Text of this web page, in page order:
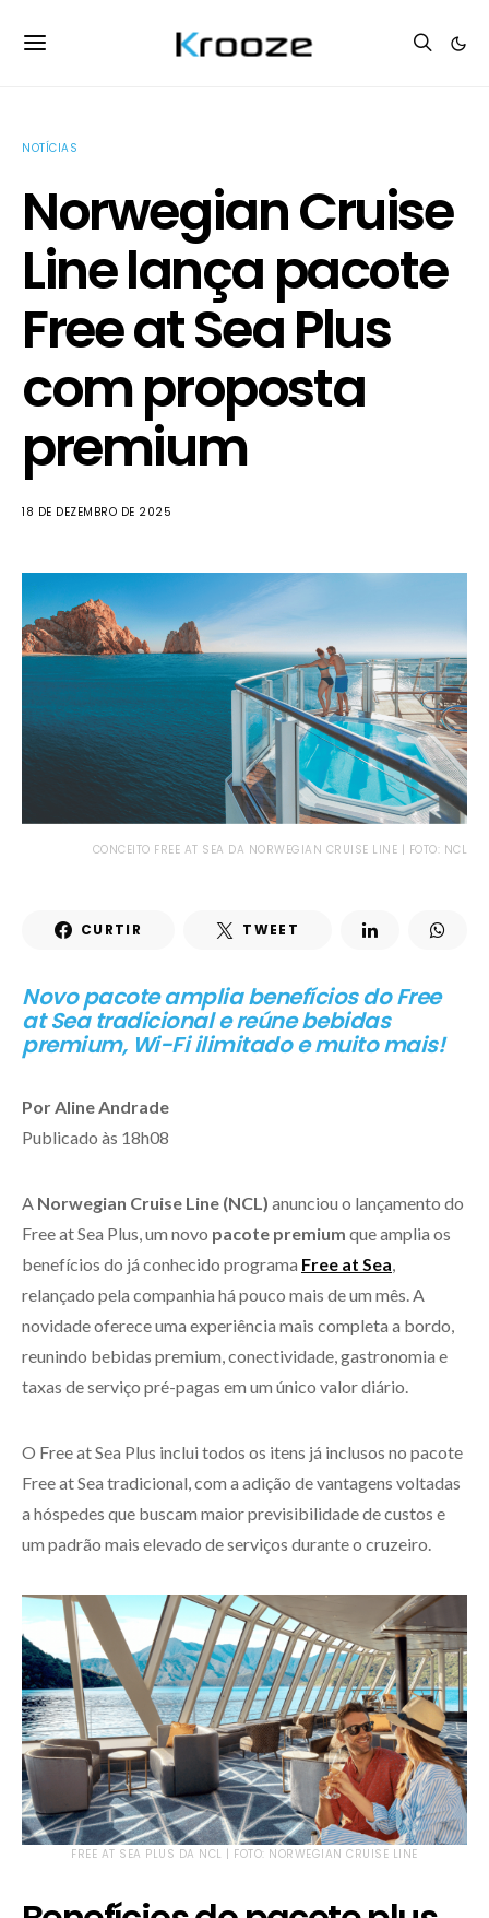
NOTÍCIAS
Norwegian Cruise
Line lança pacote
Free at Sea Plus
com proposta
premium
18 DE DEZEMBRO DE 2025
CONCEITO FREE AT SEA DA NORWEGIAN CRUISE LINE | FOTO: NCL
CURTIR TWEET
Novo pacote amplia benefícios do Free
at Sea tradicional e reúne bebidas
premium, Wi-Fi ilimitado e muito mais!
Por Aline Andrade
Publicado às 18h08
A Norwegian Cruise Line (NCL) anunciou o lançamento do
Free at Sea Plus, um novo pacote premium que amplia os
benefícios do já conhecido programa Free at Sea
relançado pela companhia há pouco mais de um mês. A
novidade oferece uma experiência mais completa a bordo,
reunindo bebidas premium, conectividade, gastronomia e
taxas de serviço pré-pagas em um único valor diário.
O Free at Sea Plus inclui todos os itens já inclusos no pacote
Free at Sea tradicional, com a adição de vantagens voltadas
a hóspedes que buscam maior previsibilidade de custos e
um padrão mais elevado de serviços durante o cruzeiro.
FREE AT SEA PLUS DA NCL | FOTO: NORWEGIAN CRUISE LINE